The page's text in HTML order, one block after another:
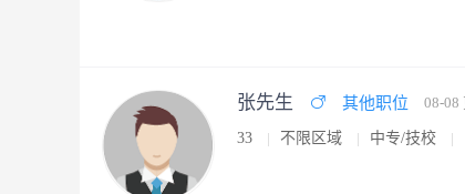
张先生 其他职位 08-08
33 不限区域 中专/技校